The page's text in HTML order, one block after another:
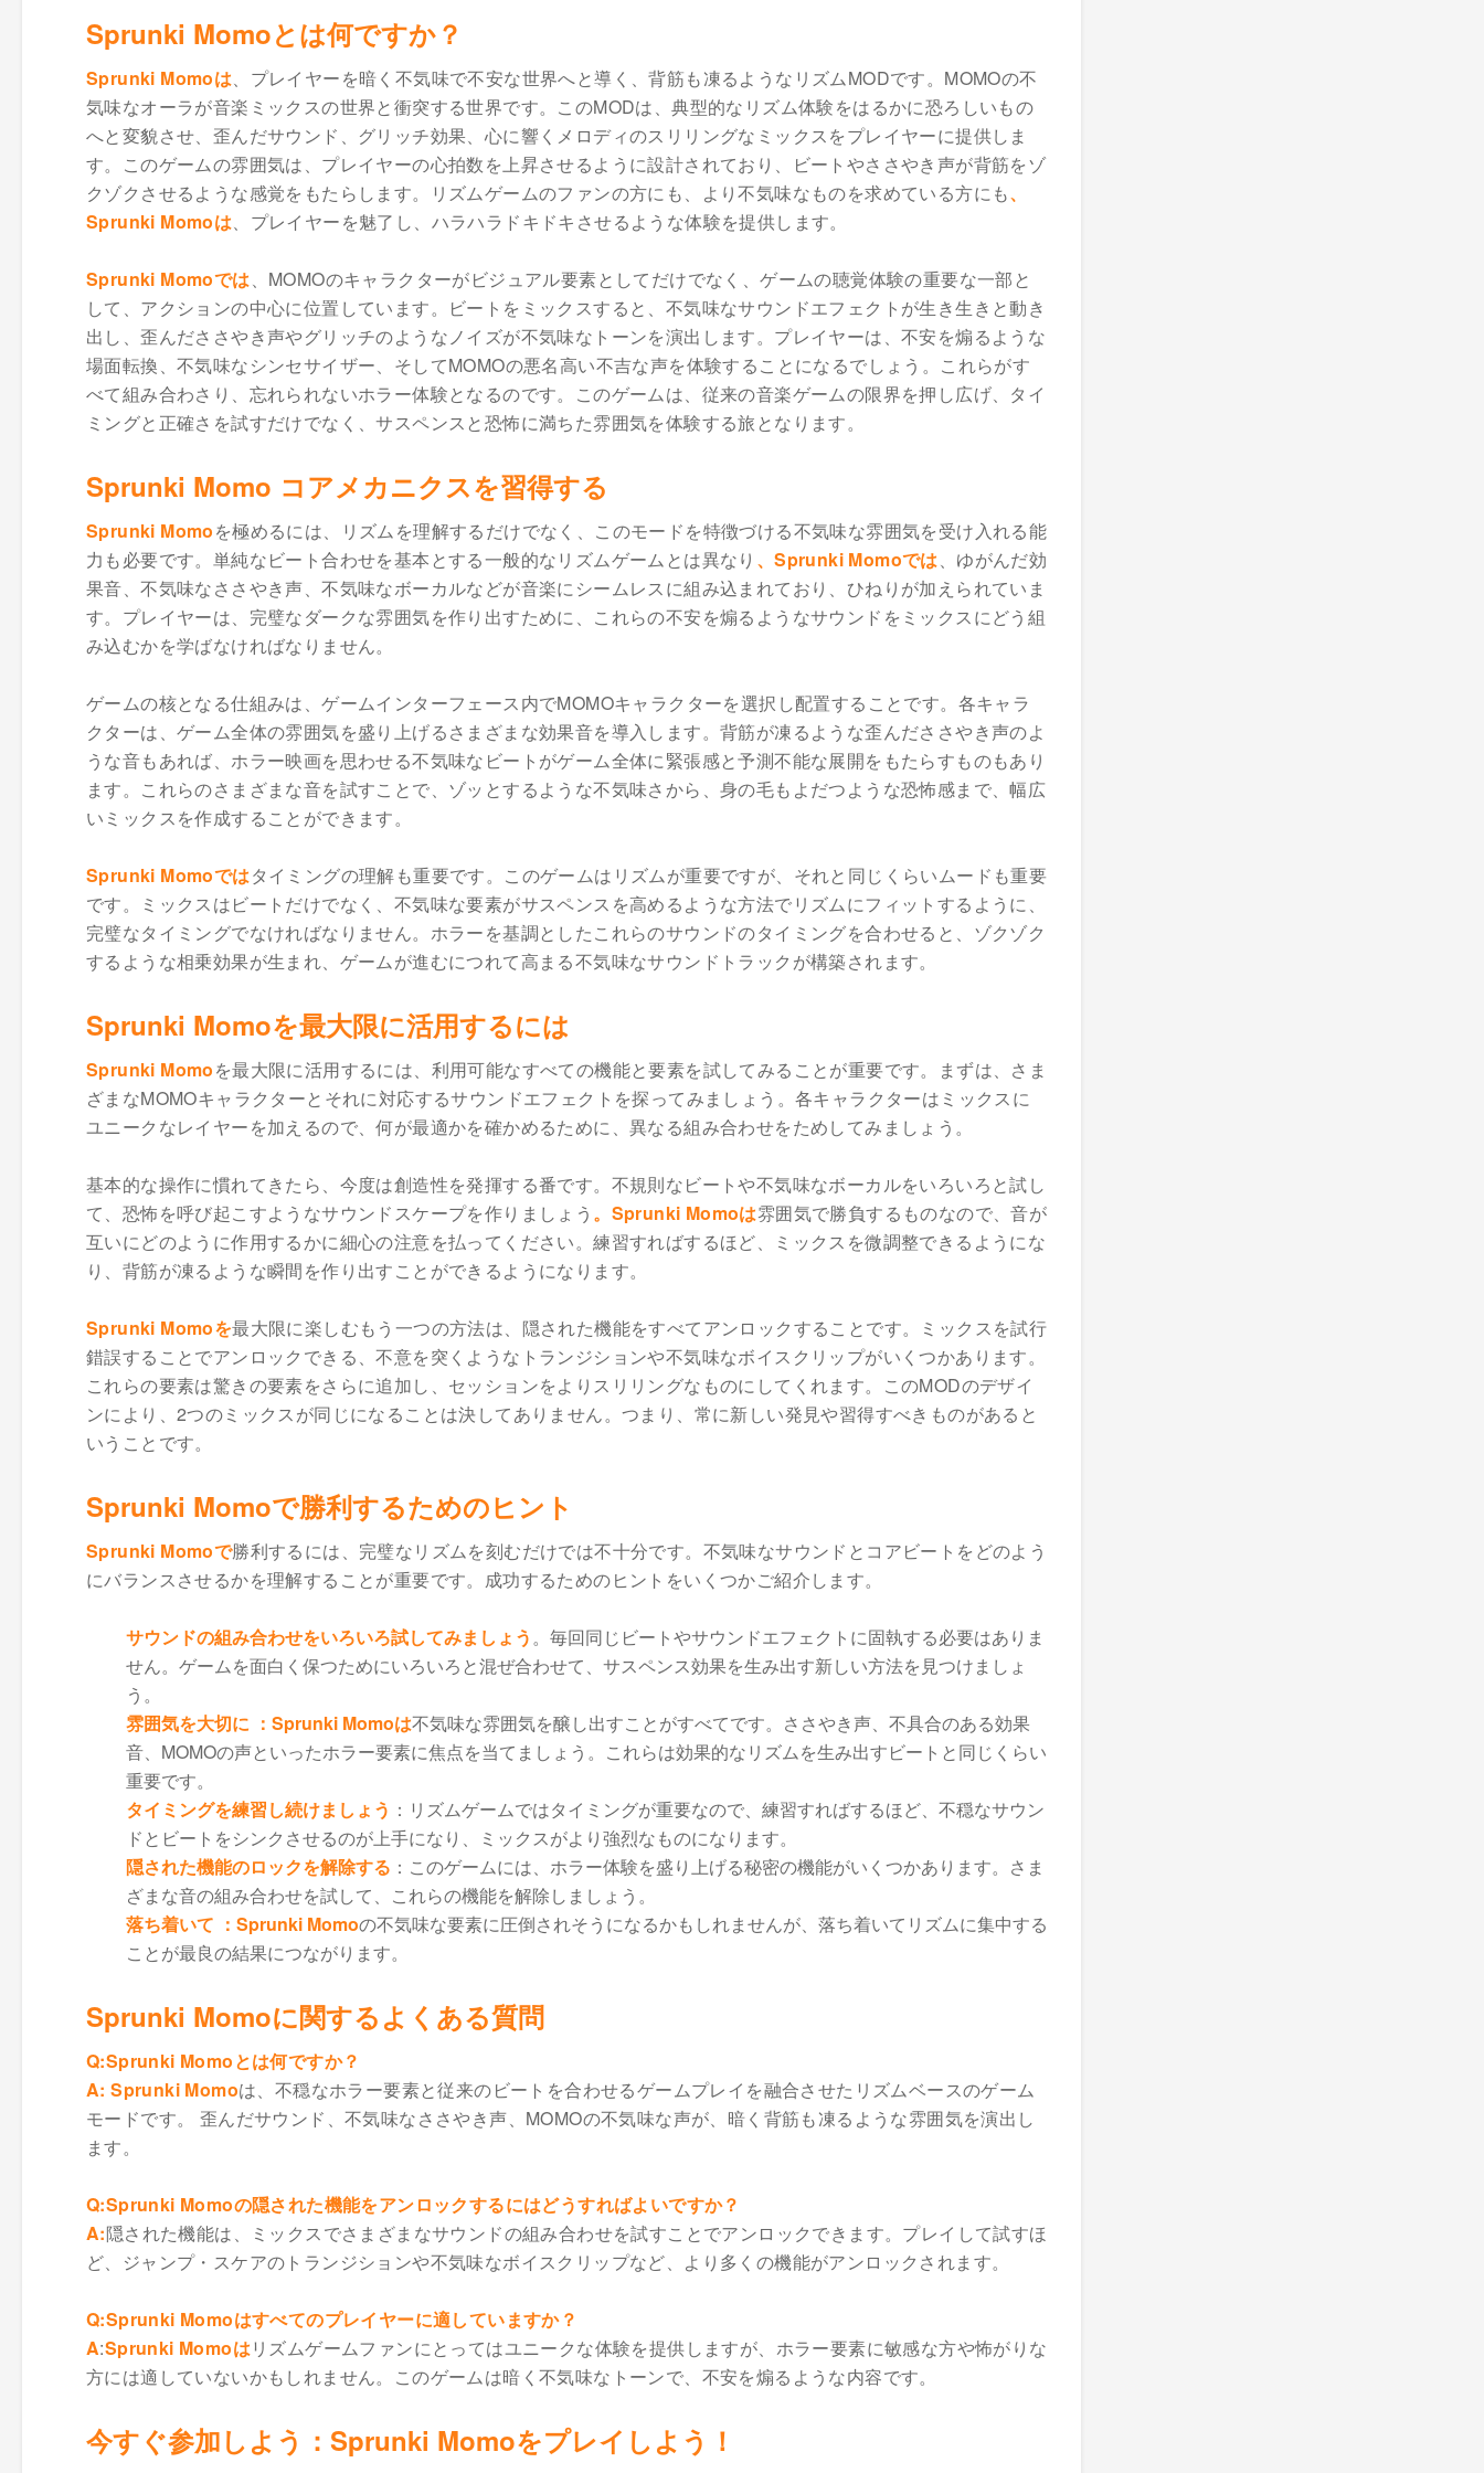
Sprunki Momoとは何ですか？
Sprunki Momoは、プレイヤーを暗く不気味で不安な世界へと導く、背筋も凍るようなリズムMODです。MOMOの不
気味なオーラが音楽ミックスの世界と衝突する世界です。このMODは、典型的なリズム体験をはるかに恐ろしいもの
へと変貌させ、歪んだサウンド、グリッチ効果、心に響くメロディのスリリングなミックスをプレイヤーに提供しま
す。このゲームの雰囲気は、プレイヤーの心拍数を上昇させるように設計されており、ビートやささやき声が背筋をゾ
クゾクさせるような感覚をもたらします。リズムゲームのファンの方にも、より不気味なものを求めている方にも、
Sprunki Momoは、プレイヤーを魅了し、ハラハラドキドキさせるような体験を提供します。
Sprunki Momoでは、MOMOのキャラクターがビジュアル要素としてだけでなく、ゲームの聴覚体験の重要な一部と
して、アクションの中心に位置しています。ビートをミックスすると、不気味なサウンドエフェクトが生き生きと動き
出し、歪んだささやき声やグリッチのようなノイズが不気味なトーンを演出します。プレイヤーは、不安を煽るような
場面転換、不気味なシンセサイザー、そしてMOMOの悪名高い不吉な声を体験することになるでしょう。これらがす
べて組み合わさり、忘れられないホラー体験となるのです。このゲームは、従来の音楽ゲームの限界を押し広げ、タイ
ミングと正確さを試すだけでなく、サスペンスと恐怖に満ちた雰囲気を体験する旅となります。
Sprunki Momo コアメカニクスを習得する
Sprunki Momoを極めるには、リズムを理解するだけでなく、このモードを特徴づける不気味な雰囲気を受け入れる能
力も必要です。単純なビート合わせを基本とする一般的なリズムゲームとは異なり 、Sprunki Momoでは、ゆがんだ効
果音、不気味なささやき声、不気味なボーカルなどが音楽にシームレスに組み込まれており、ひねりが加えられていま
す。プレイヤーは、完璧なダークな雰囲気を作り出すために、これらの不安を煽るようなサウンドをミックスにどう組
み込むかを学ばなければなりません。
ゲームの核となる仕組みは、ゲームインターフェース内でMOMOキャラクターを選択し配置することです。各キャラ
クターは、ゲーム全体の雰囲気を盛り上げるさまざまな効果音を導入します。背筋が凍るような歪んだささやき声のよ
うな音もあれば、ホラー映画を思わせる不気味なビートがゲーム全体に緊張感と予測不能な展開をもたらすものもあり
ます。これらのさまざまな音を試すことで、ゾッとするような不気味さから、身の毛もよだつような恐怖感まで、幅広
いミックスを作成することができます。
Sprunki Momoではタイミングの理解も重要です。このゲームはリズムが重要ですが、それと同じくらいムードも重要
です。ミックスはビートだけでなく、不気味な要素がサスペンスを高めるような方法でリズムにフィットするように、
完璧なタイミングでなければなりません。ホラーを基調としたこれらのサウンドのタイミングを合わせると、ゾクゾク
するような相乗効果が生まれ、ゲームが進むにつれて高まる不気味なサウンドトラックが構築されます。
Sprunki Momoを最大限に活用するには
Sprunki Momoを最大限に活用するには、利用可能なすべての機能と要素を試してみることが重要です。まずは、さま
ざまなMOMOキャラクターとそれに対応するサウンドエフェクトを探ってみましょう。各キャラクターはミックスに
ユニークなレイヤーを加えるので、何が最適かを確かめるために、異なる組み合わせをためしてみましょう。
基本的な操作に慣れてきたら、今度は創造性を発揮する番です。不規則なビートや不気味なボーカルをいろいろと試し
て、恐怖を呼び起こすようなサウンドスケープを作りましょう 。Sprunki Momoは雰囲気で勝負するものなので、音が
互いにどのように作用するかに細心の注意を払ってください。練習すればするほど、ミックスを微調整できるようにな
り、背筋が凍るような瞬間を作り出すことができるようになります。
Sprunki Momoを最大限に楽しむもう一つの方法は、隠された機能をすべてアンロックすることです。ミックスを試行
錯誤することでアンロックできる、不意を突くようなトランジションや不気味なボイスクリップがいくつかあります。
これらの要素は驚きの要素をさらに追加し、セッションをよりスリリングなものにしてくれます。このMODのデザイ
ンにより、2つのミックスが同じになることは決してありません。つまり、常に新しい発見や習得すべきものがあると
いうことです。
Sprunki Momoで勝利するためのヒント
Sprunki Momoで勝利するには、完璧なリズムを刻むだけでは不十分です。不気味なサウンドとコアビートをどのよう
にバランスさせるかを理解することが重要です。成功するためのヒントをいくつかご紹介します。
サウンドの組み合わせをいろいろ試してみましょう。毎回同じビートやサウンドエフェクトに固執する必要はありま
せん。ゲームを面白く保つためにいろいろと混ぜ合わせて、サスペンス効果を生み出す新しい方法を見つけましょ
う。
雰囲気を大切に ：Sprunki Momoは不気味な雰囲気を醸し出すことがすべてです。ささやき声、不具合のある効果
音、MOMOの声といったホラー要素に焦点を当てましょう。これらは効果的なリズムを生み出すビートと同じくらい
重要です。
タイミングを練習し続けましょう ：リズムゲームではタイミングが重要なので、練習すればするほど、不穏なサウン
ドとビートをシンクさせるのが上手になり、ミックスがより強烈なものになります。
隠された機能のロックを解除する ：このゲームには、ホラー体験を盛り上げる秘密の機能がいくつかあります。さま
ざまな音の組み合わせを試して、これらの機能を解除しましょう。
落ち着いて ：Sprunki Momoの不気味な要素に圧倒されそうになるかもしれませんが、落ち着いてリズムに集中する
ことが最良の結果につながります。
Sprunki Momoに関するよくある質問
Q:Sprunki Momoとは何ですか？
A: Sprunki Momoは、不穏なホラー要素と従来のビートを合わせるゲームプレイを融合させたリズムベースのゲーム
モードです。 歪んだサウンド、不気味なささやき声、MOMOの不気味な声が、暗く背筋も凍るような雰囲気を演出し
ます。
Q:Sprunki Momoの隠された機能をアンロックするにはどうすればよいですか？
A:隠された機能は、ミックスでさまざまなサウンドの組み合わせを試すことでアンロックできます。プレイして試すほ
ど、ジャンプ・スケアのトランジションや不気味なボイスクリップなど、より多くの機能がアンロックされます。
Q:Sprunki Momoはすべてのプレイヤーに適していますか？
A:Sprunki Momoはリズムゲームファンにとってはユニークな体験を提供しますが、ホラー要素に敏感な方や怖がりな
方には適していないかもしれません。このゲームは暗く不気味なトーンで、不安を煽るような内容です。
今すぐ参加しよう：Sprunki Momoをプレイしよう！